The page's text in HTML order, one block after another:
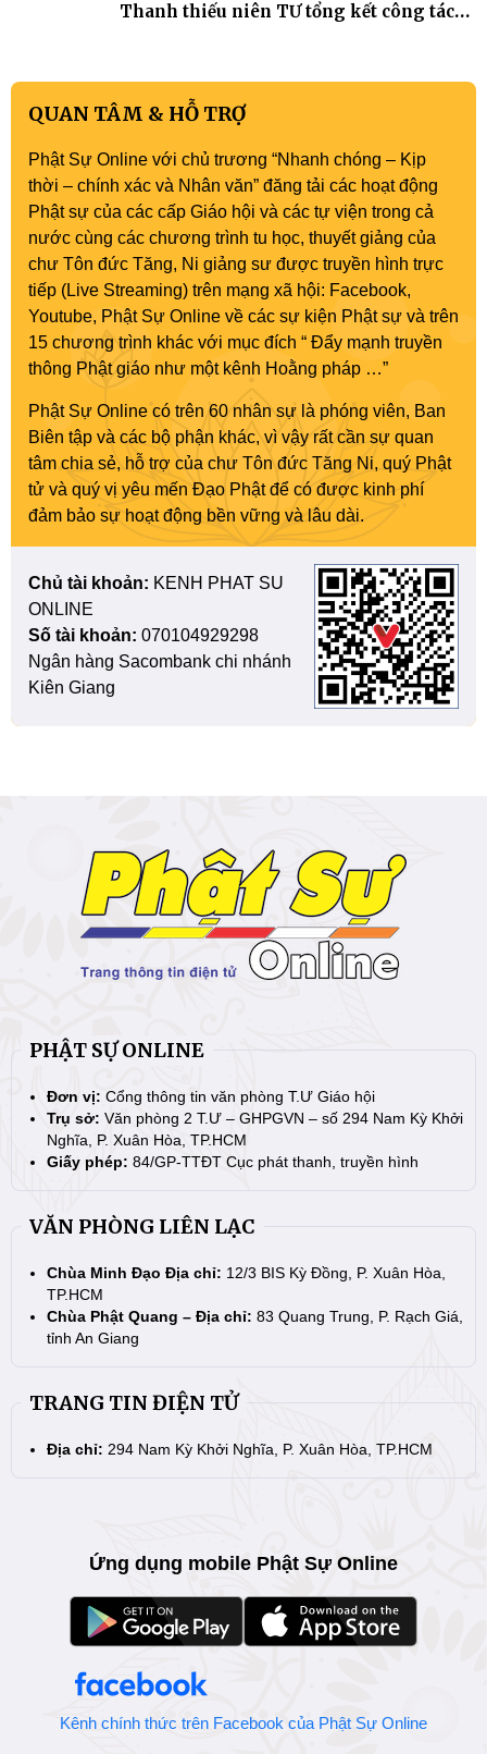
Thanh thiếu niên TƯ tổng kết công tác
QUAN TÂM & HỖ TRỢ
Phật Sự Online với chủ trương “Nhanh chóng – Kịp
thời – chính xác và Nhân văn” đăng tải các hoạt động
Phật sự của các cấp Giáo hội và các tự viện trong cả
nước cùng các chương trình tu học, thuyết giảng của
chư Tôn đức Tăng, Ni giảng sư được truyền hình trực
tiếp (Live Streaming) trên mạng xã hội: Facebook,
Youtube, Phật Sự Online về các sự kiện Phật sự và trên
15 chương trình khác với mục đích “ Đẩy mạnh truyền
thông Phật giáo như một kênh Hoằng pháp …”
Phật Sự Online có trên 60 nhân sự là phóng viên, Ban
Biên tập và các bộ phận khác, vì vậy rất cần sự quan
tâm chia sẻ, hỗ trợ của chư Tôn đức Tăng Ni, quý Phật
tử và quý vị yêu mến Đạo Phật để có được kinh phí
đảm bảo sự hoạt động bền vững và lâu dài.
Chủ tài khoản: KENH PHAT SU
ONLINE
Số tài khoản: 070104929298
Ngân hàng Sacombank chi nhánh
Kiên Giang
PHẬT SỰ ONLINE
Đơn vị: Cổng thông tin văn phòng T.Ư Giáo hội
Trụ sở: Văn phòng 2 T.Ư – GHPGVN – số 294 Nam Kỳ Khởi
Nghĩa, P. Xuân Hòa, TP.HCM
Giấy phép: 84/GP-TTĐT Cục phát thanh, truyền hình
VĂN PHÒNG LIÊN LẠC
Chùa Minh Đạo Địa chỉ: 12/3 BIS Kỳ Đồng, P. Xuân Hòa,
TP.HCM
Chùa Phật Quang – Địa chỉ: 83 Quang Trung, P. Rạch Giá,
tỉnh An Giang
TRANG TIN ĐIỆN TỬ
Địa chỉ: 294 Nam Kỳ Khởi Nghĩa, P. Xuân Hòa, TP.HCM
Ứng dụng mobile Phật Sự Online
Kênh chính thức trên Facebook của Phật Sự Online